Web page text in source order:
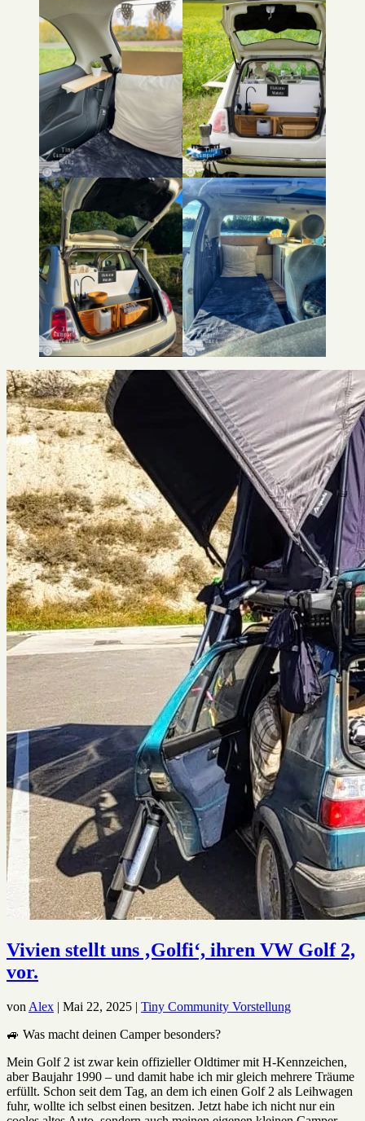
Vivien stellt uns ‚Golfi‘, ihren VW Golf 2,
vor.
von Alex | Mai 22, 2025 | Tiny Community Vorstellung
🚙 Was macht deinen Camper besonders?
Mein Golf 2 ist zwar kein offizieller Oldtimer mit H-Kennzeichen,
aber Baujahr 1990 – und damit habe ich mir gleich mehrere Träume
erfüllt. Schon seit dem Tag, an dem ich einen Golf 2 als Leihwagen
fuhr, wollte ich selbst einen besitzen. Jetzt habe ich nicht nur ein